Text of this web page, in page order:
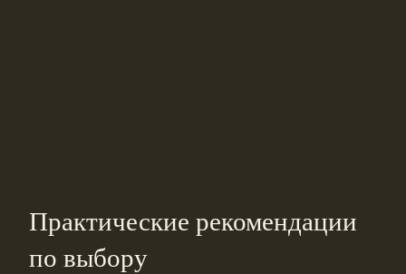
Практические рекомендации
по выбору